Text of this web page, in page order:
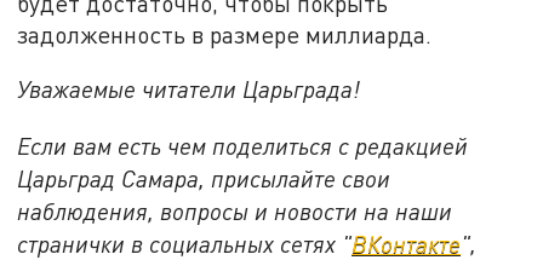
задолженность в размере миллиарда.
Уважаемые читатели Царьграда!
Если вам есть чем поделиться с редакцией
Царьград Самара, присылайте свои
наблюдения, вопросы и новости на наши
странички в социальных сетях "ВКонтакте",